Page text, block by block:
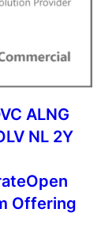
ALNG
NL 2Y
Offering